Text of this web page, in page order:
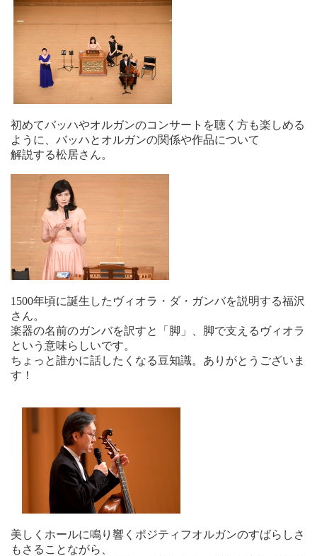
初めてバッハやオルガンのコンサートを聴く方も楽しめる
ように、バッハとオルガンの関係や作品について
解説する松居さん。
1500年頃に誕生したヴィオラ・ダ・ガンバを説明する福沢
さん。
楽器の名前のガンバを訳すと「脚」、脚で支えるヴィオラ
という意味らしいです。
ちょっと誰かに話したくなる豆知識。ありがとうございま
す！
美しくホールに鳴り響くポジティフオルガンのすばらしさ
もさることながら、